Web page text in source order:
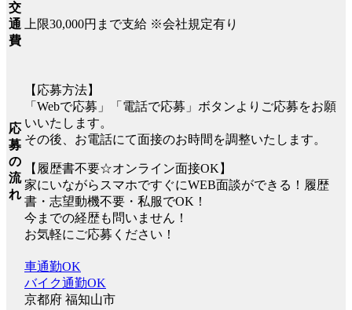
交
通
費
上限30,000円まで支給 ※会社規定有り
応
募
の
流
れ
【応募方法】
「Webで応募」「電話で応募」ボタンよりご応募をお願
いいたします。
その後、お電話にて面接のお時間を調整いたします。
【履歴書不要☆オンライン面接OK】
家にいながらスマホですぐにWEB面談ができる！履歴
書・志望動機不要・私服でOK！
今までの経歴も問いません！
お気軽にご応募ください！
車通勤OK
バイク通勤OK
京都府 福知山市